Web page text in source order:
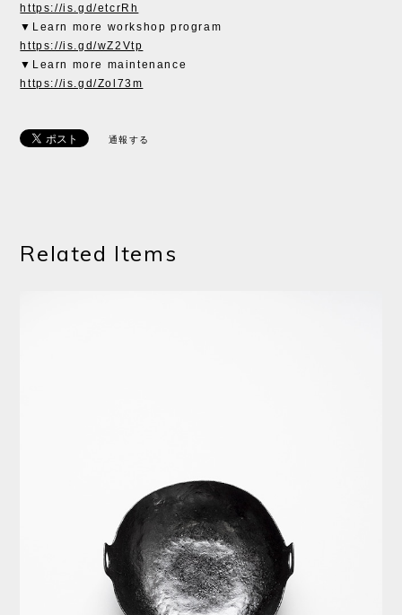
https://is.gd/etcrRh
▼Learn more workshop program
https://is.gd/wZ2Vtp
▼Learn more maintenance
https://is.gd/Zol73m
通報する
Related Items